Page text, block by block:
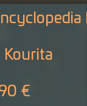
Kourita
€